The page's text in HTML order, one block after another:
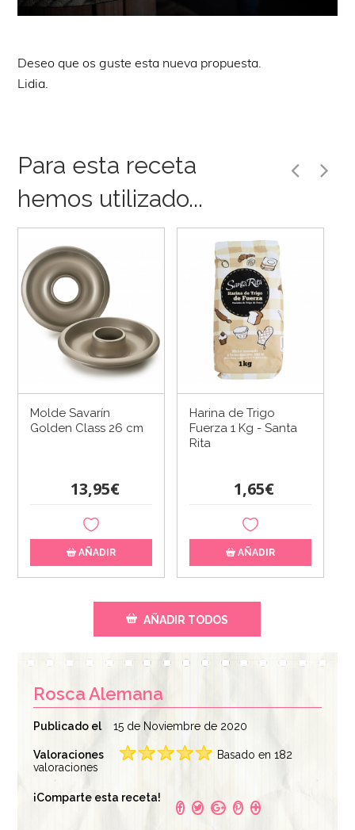
Deseo que os guste esta nueva propuesta.
Lidia.
Para esta receta
hemos utilizado...
Molde Savarín
Golden Class 26 cm
13,95€
AÑADIR
Harina de Trigo
Fuerza 1 Kg - Santa
Rita
1,65€
AÑADIR
25 cm - Patisse
Chocolate Negro
48% de Cacao 1 Kg -
AÑADIR TODOS
Rosca Alemana
Publicado el 15 de Noviembre de 2020
Valoraciones
Basado en 182
valoraciones
¡Comparte esta receta!